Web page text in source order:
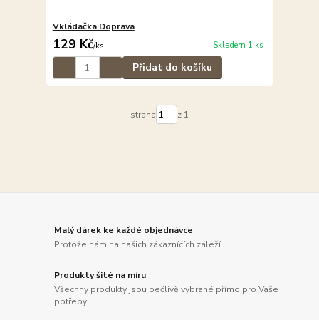
Vkládačka Doprava
129 Kč/ks Skladem 1 ks
Přidat do košíku
strana z 1
Malý dárek ke každé objednávce
Protože nám na našich zákaznících záleží
Produkty šité na míru
Všechny produkty jsou pečlivě vybrané přímo pro Vaše
potřeby